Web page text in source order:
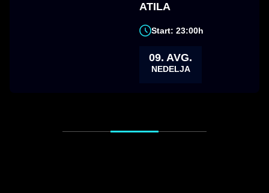
ATILA
Start: 23:00h
09. AVG.
NEDELJA